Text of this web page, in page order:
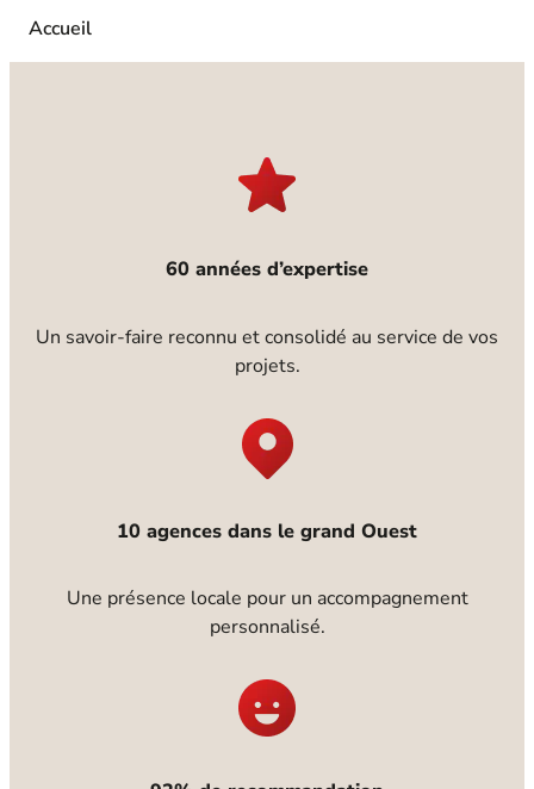
stabilité et pérennité.
Accueil
60 années d’expertise
Un savoir-faire reconnu et consolidé au service de vos
projets.
10 agences dans le grand Ouest
Une présence locale pour un accompagnement
personnalisé.